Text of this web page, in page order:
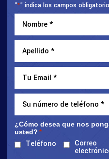
"*" indica los campos
¿Cómo desea que nos
usted? *
Teléfono Correo